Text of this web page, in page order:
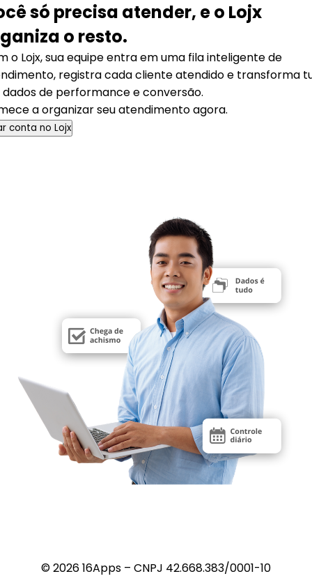
só precisa atender, e o Lojx
o resto.
o Lojx, sua equipe entra em uma fila inteligente de
registra cada cliente atendido e transforma
de performance e conversão.
a organizar seu atendimento agora.
conta no Lojx
© 2026 16Apps – CNPJ 42.668.383/0001-10